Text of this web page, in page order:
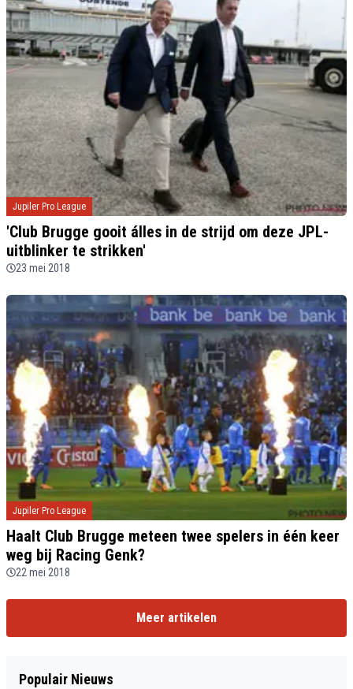
Jupiler Pro League
'Club Brugge gooit álles in de strijd om deze JPL-
uitblinker te strikken'
23 mei 2018
Jupiler Pro League
Haalt Club Brugge meteen twee spelers in één keer
weg bij Racing Genk?
22 mei 2018
Meer artikelen
Populair Nieuws